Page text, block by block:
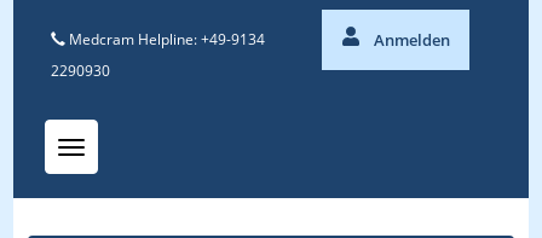
Medcram Helpline: +49-9134
2290930
Anmelden
Toggle navigation